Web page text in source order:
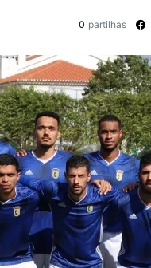
0 partilhas